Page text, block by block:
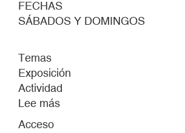
FECHAS
SÁBADOS Y DOMINGOS
Temas
Exposición
Actividad
Lee más
Acceso